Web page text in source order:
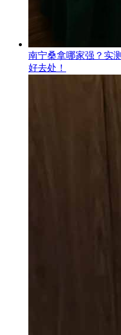
南宁桑拿哪家强？实
好去处！